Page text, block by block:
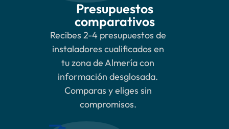
Presupuestos
comparativos
Recibes 2-4 presupuestos de
instaladores cualificados en
tu zona de Almería con
información desglosada.
Comparas y eliges sin
compromisos.